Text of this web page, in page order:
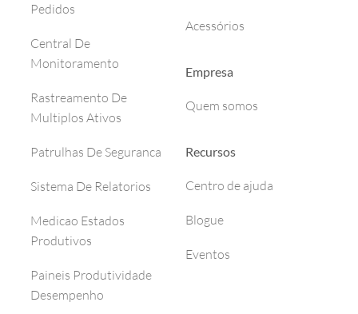
Pedidos
Central De
Monitoramento
Rastreamento De
Multiplos Ativos
Patrulhas De Seguranca
Sistema De Relatorios
Medicao Estados
Produtivos
Paineis Produtividade
Desempenho
Acessórios
Empresa
Quem somos
Recursos
Centro de ajuda
Blogue
Eventos